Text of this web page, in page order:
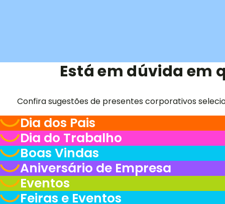
Está em dúvida em
Confira sugestões de presentes corporativos
Dia dos Pais
Dia do Trabalho
Boas Vindas
Aniversário de Empresa
Eventos
Feiras e Eventos